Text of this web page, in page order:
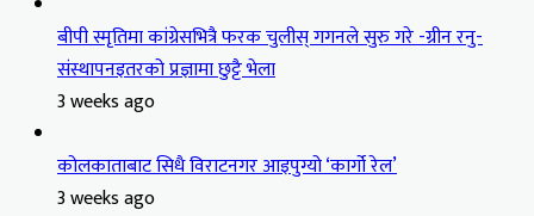
बीपी स्मृतिमा कांग्रेसभित्रै फरक चुलीस् गगनले सुरु गरे -ग्रीन रनु-
संस्थापनइतरको प्रज्ञामा छुट्टै भेला
3 weeks ago
कोलकाताबाट सिधै विराटनगर आइपुग्यो ‘कार्गो रेल’
3 weeks ago